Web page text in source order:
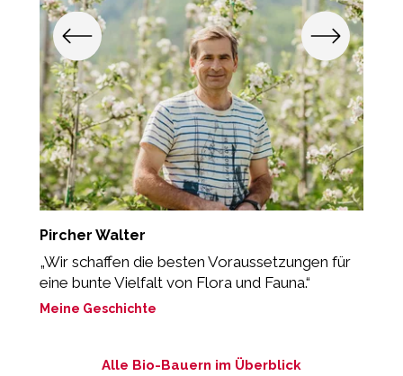
Pircher Walter
„Wir schaffen die besten Voraussetzungen für
eine bunte Vielfalt von Flora und Fauna.“
Meine Geschichte
Alle Bio-Bauern im Überblick